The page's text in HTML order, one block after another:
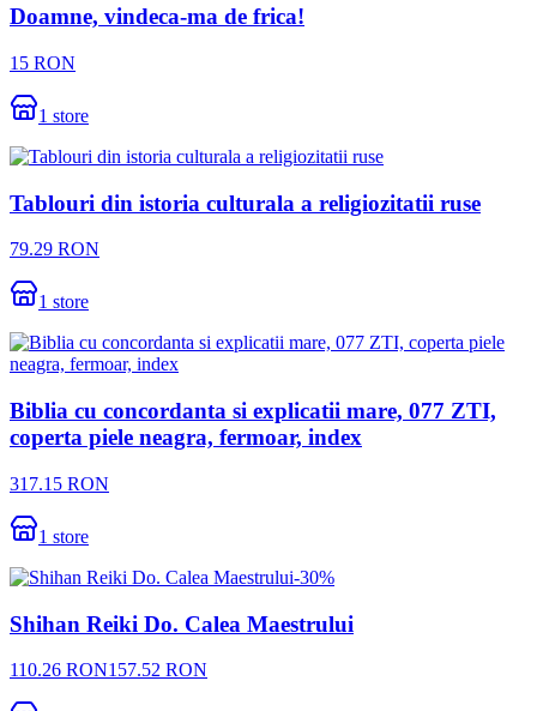
Doamne, vindeca-ma de frica!
15 RON
1 store
Tablouri din istoria culturala a religiozitatii ruse
79.29 RON
1 store
Biblia cu concordanta si explicatii mare, 077 ZTI,
coperta piele neagra, fermoar, index
317.15 RON
1 store
-30%
Shihan Reiki Do. Calea Maestrului
110.26 RON157.52 RON